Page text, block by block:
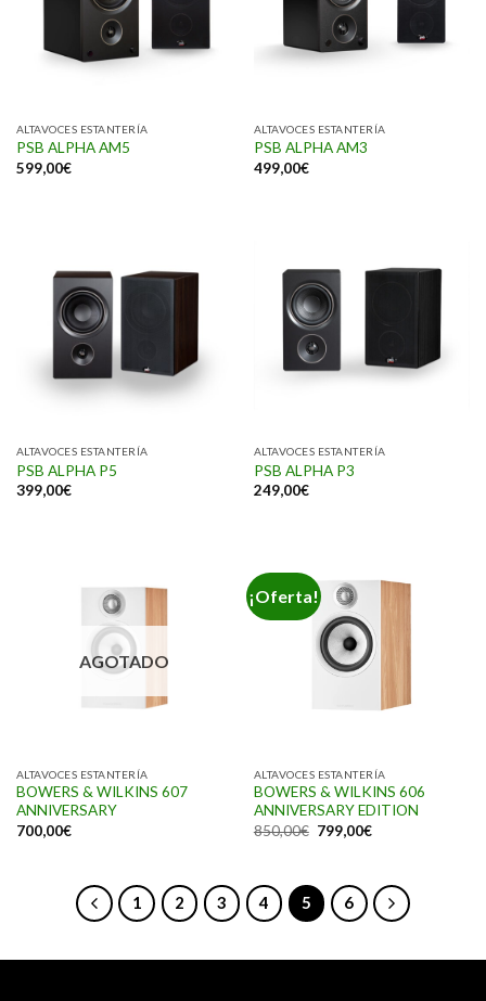
ALTAVOCES ESTANTERÍA
PSB ALPHA AM5
599,00€
ALTAVOCES ESTANTERÍA
PSB ALPHA AM3
499,00€
ALTAVOCES ESTANTERÍA
PSB ALPHA P5
399,00€
ALTAVOCES ESTANTERÍA
PSB ALPHA P3
249,00€
AGOTADO
ALTAVOCES ESTANTERÍA
BOWERS & WILKINS 607
ANNIVERSARY
700,00€
¡Oferta!
ALTAVOCES ESTANTERÍA
BOWERS & WILKINS 606
ANNIVERSARY EDITION
850,00€ 799,00€
1 2 3 4 5 6